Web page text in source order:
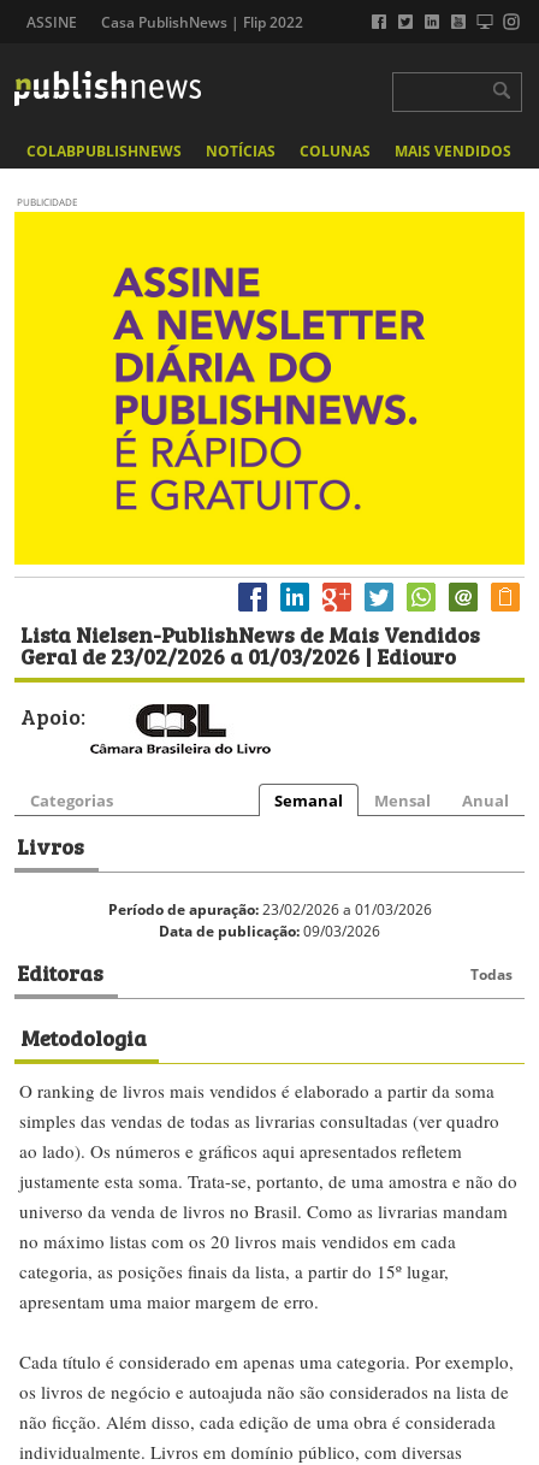
ASSINE Casa PublishNews | Flip 2022
COLABPUBLISHNEWS NOTÍCIAS COLUNAS MAIS VENDIDOS
PUBLICIDADE
Lista Nielsen-PublishNews de Mais Vendidos
Geral de 23/02/2026 a 01/03/2026 | Ediouro
Apoio:
Categorias Semanal Mensal Anual
Livros
Período de apuração:23/02/2026 a 01/03/2026
Data de publicação:09/03/2026
Editoras Todas
Metodologia
O ranking de livros mais vendidos é elaborado a partir da soma
simples das vendas de todas as livrarias consultadas (ver quadro
ao lado). Os números e gráficos aqui apresentados refletem
justamente esta soma. Trata-se, portanto, de uma amostra e não do
universo da venda de livros no Brasil. Como as livrarias mandam
no máximo listas com os 20 livros mais vendidos em cada
categoria, as posições finais da lista, a partir do 15º lugar,
apresentam uma maior margem de erro.
Cada título é considerado em apenas uma categoria. Por exemplo,
os livros de negócio e autoajuda não são considerados na lista de
não ficção. Além disso, cada edição de uma obra é considerada
individualmente. Livros em domínio público, com diversas